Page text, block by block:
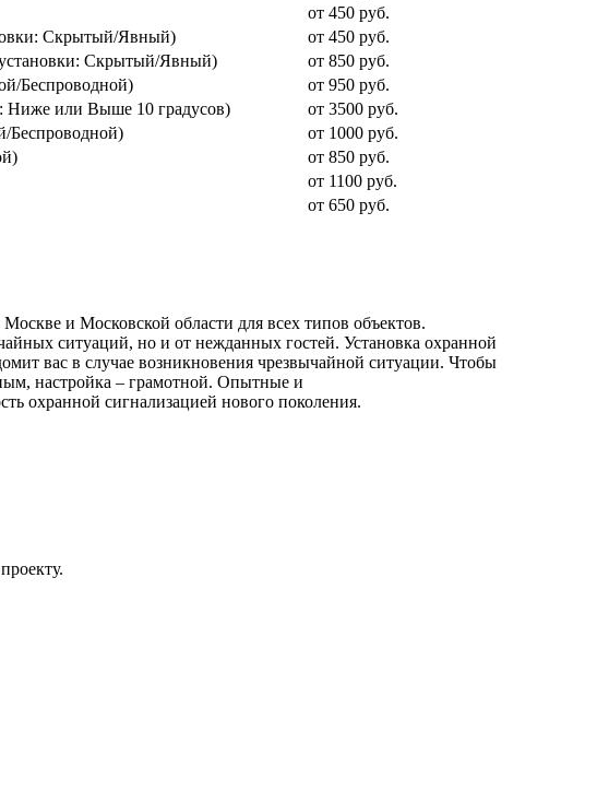
от 450 руб.
Скрытый/Явный)
от 450 руб.
установки: Скрытый/Явный)
от 850 руб.
Беспроводной)
от 950 руб.
Ниже или Выше 10 градусов)
от 3500 руб.
Беспроводной)
от 1000 руб.
от 850 руб.
от 1100 руб.
от 650 руб.
и Московской области для всех типов объектов.
ситуаций, но и от нежданных гостей. Установка охранной
вас в случае возникновения чрезвычайной ситуации. Чтобы
настройка – грамотной. Опытные и
охранной сигнализацией нового поколения.